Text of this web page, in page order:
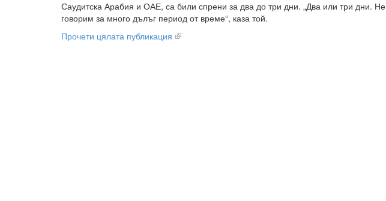
Саудитска Арабия и ОАЕ, са били спрени за два до три дни. „Два или три дни. Не
говорим за много дълъг период от време“, каза той.
Прочети цялата публикация